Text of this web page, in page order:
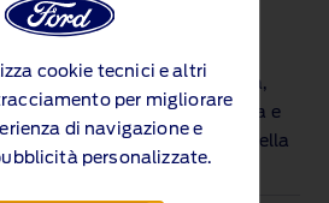
cookie tecnici e altri
per migliorare
di navigazione e
personalizzate.
di crociera, Limitatore di
di assistenza
di emergenza automatica,
alla sterzata evasiva e
Sistema di mantenimento della